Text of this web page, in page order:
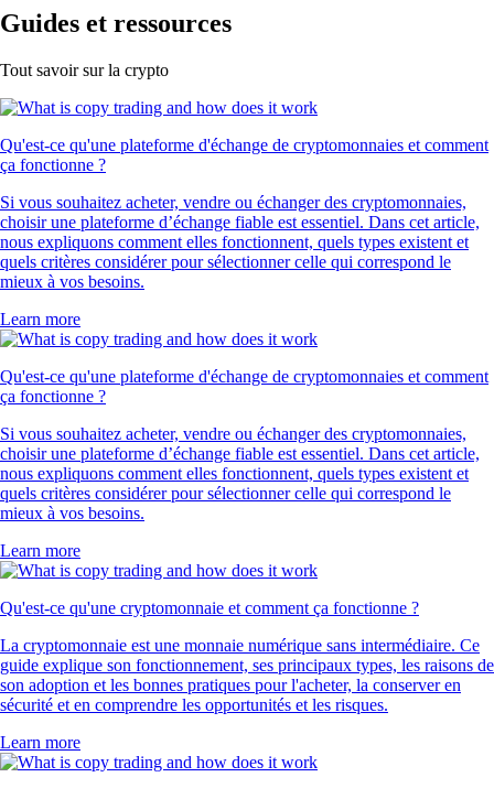
Guides et ressources
Tout savoir sur la crypto
Qu'est-ce qu'une plateforme d'échange de cryptomonnaies et comment
ça fonctionne ?
Si vous souhaitez acheter, vendre ou échanger des cryptomonnaies,
choisir une plateforme d’échange fiable est essentiel. Dans cet article,
nous expliquons comment elles fonctionnent, quels types existent et
quels critères considérer pour sélectionner celle qui correspond le
mieux à vos besoins.
Learn more
Qu'est-ce qu'une plateforme d'échange de cryptomonnaies et comment
ça fonctionne ?
Si vous souhaitez acheter, vendre ou échanger des cryptomonnaies,
choisir une plateforme d’échange fiable est essentiel. Dans cet article,
nous expliquons comment elles fonctionnent, quels types existent et
quels critères considérer pour sélectionner celle qui correspond le
mieux à vos besoins.
Learn more
Qu'est-ce qu'une cryptomonnaie et comment ça fonctionne ?
La cryptomonnaie est une monnaie numérique sans intermédiaire. Ce
guide explique son fonctionnement, ses principaux types, les raisons de
son adoption et les bonnes pratiques pour l'acheter, la conserver en
sécurité et en comprendre les opportunités et les risques.
Learn more